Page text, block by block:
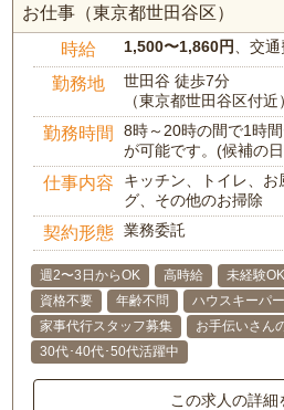
お仕事（東京都世田谷区）
時給 1,500〜1,860円 、交
勤務地
世田谷 徒歩7分
（東京都世田谷区付近
勤務時間
8時～20時の間で1時
が可能です。(候補の
仕事内容
キッチン、トイレ、
グ、その他のお掃除
契約形態 業務委託
週2〜3日からOK 高時給 未経験OK
資格不要
年齢不問 ハウスキーパ
家事代行スタッフ募集
お手伝いさん
30代･40代･50代活躍中
この求人の詳細